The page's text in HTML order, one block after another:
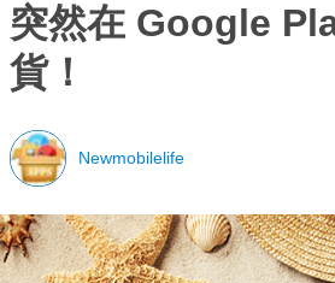
突然在 Google
貨！
Newmobilelife